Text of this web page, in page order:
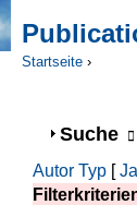
Startseite ›
Anzeigen
Suche
Autor Typ [